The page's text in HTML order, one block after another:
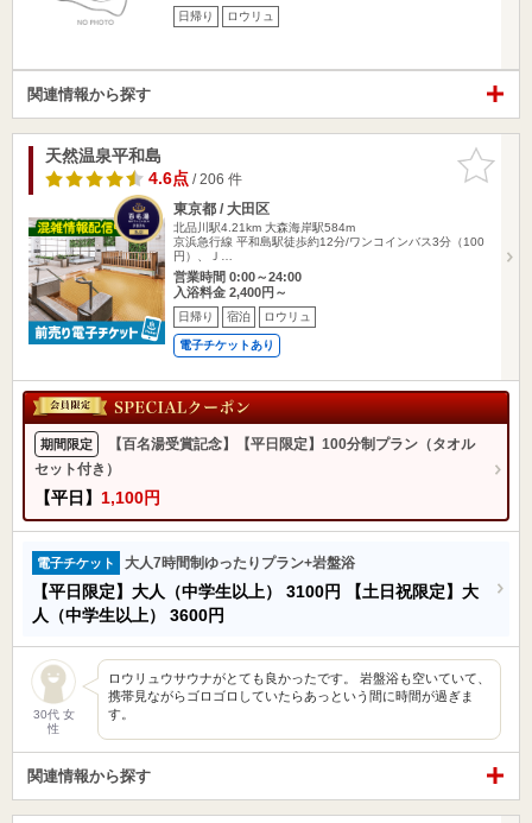
日帰り ロウリュ
関連情報から探す
お気に入
りに追加
天然温泉平和島
4.6点/ 206 件
東京都 / 大田区
北品川駅4.21km 大森海岸駅584m
京浜急行線 平和島駅徒歩約12分/ワンコインバス3分（100
円）、Ｊ…
営業時間 0:00～24:00
入浴料金 2,400円～
日帰り 宿泊 ロウリュ
電子チケットあり
期間限定
【百名湯受賞記念】【平日限定】100分制プラン（タオル
セット付き）
【平日】 1,100円
電子チケット 大人7時間制ゆったりプラン+岩盤浴
【平日限定】大人（中学生以上） 3100円
【土日祝限定】大
人（中学生以上） 3600円
30代 女
性
ロウリュウサウナがとても良かったです。 岩盤浴も空いていて、
携帯見ながらゴロゴロしていたらあっという間に時間が過ぎま
す。
関連情報から探す